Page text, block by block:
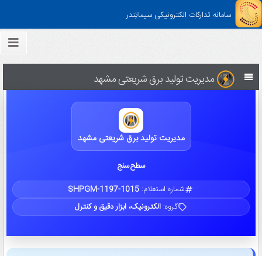
سامانه تدارکات الکترونیکی سیماتِندر
مدیریت تولید برق شریعتی مشهد
مدیریت تولید برق شریعتی مشهد
سطح سنج
شماره استعلام: SHPGM-1197-1015
گروه: الکترونیک، ابزار دقیق و کنترل